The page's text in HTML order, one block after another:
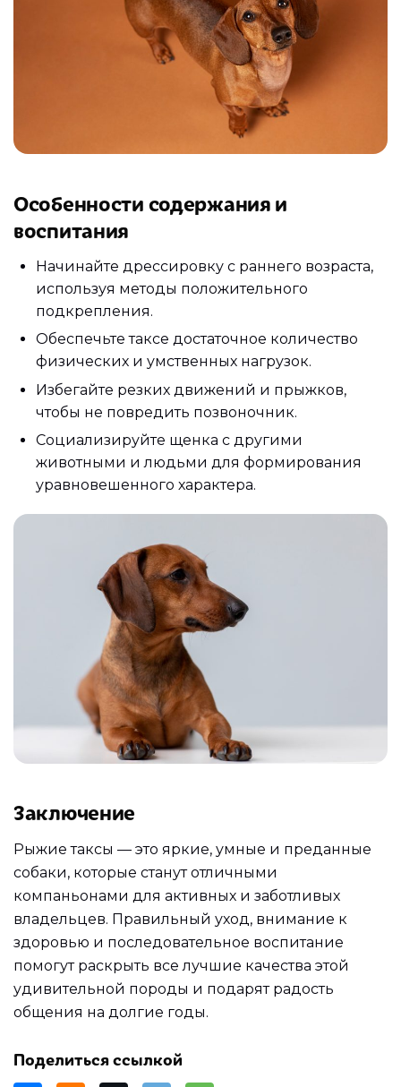
Особенности содержания и
воспитания
Начинайте дрессировку с раннего возраста,
используя методы положительного
подкрепления.
Обеспечьте таксе достаточное количество
физических и умственных нагрузок.
Избегайте резких движений и прыжков,
чтобы не повредить позвоночник.
Социализируйте щенка с другими
животными и людьми для формирования
уравновешенного характера.
Заключение
Рыжие таксы — это яркие, умные и преданные
собаки, которые станут отличными
компаньонами для активных и заботливых
владельцев. Правильный уход, внимание к
здоровью и последовательное воспитание
помогут раскрыть все лучшие качества этой
удивительной породы и подарят радость
общения на долгие годы.
Поделиться ссылкой